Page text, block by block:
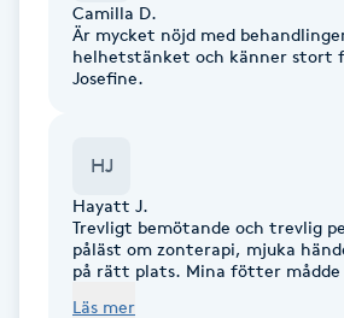
Extensions
Eyeliner-tatuering
Face framing
Camilla D.
Är mycket nöjd med
helhetstänket och känner stort
Josefine.
HJ
Hayatt J.
Trevligt bemötande och trevlig
påläst om zonterapi, mjuka
på rätt plats. Mina fötter
Läs mer